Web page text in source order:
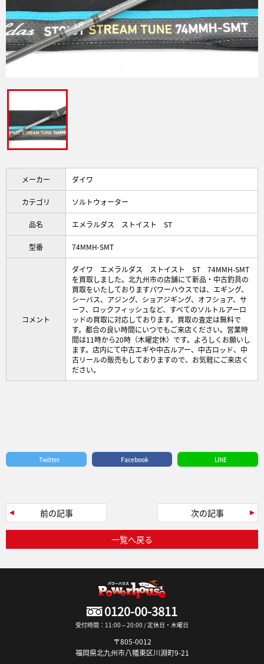
メーカー ダイワ
カテゴリ ソルトウォーター
品名 エメラルダス ストイスト ST
型番 74MMH-SMT
コメント
ダイワ エメラルダス ストイスト ST 74MMH-SMT
を買取しました。北九州市の店舗にて新品・中古釣具の
買取をいたしておりますパワーハウスでは、エギング、
シーバス、アジング、ショアジギング、オフショア、サ
ーフ、ロックフィッシュなど、すべてのソルトルアーロ
ッドの買取に対応しております。買取の査定は無料で
す。都合の良い時間にいつでもご来店ください。営業時
間は11時から20時（木曜定休）です。よろしくお願いし
ます。店内にて中古エギや中古ルアー、中古ロッド、中
古リールの販売もしておりますので、お気軽にご来店く
ださい。
Twitter Facebook LINE
前の記事
一覧へ戻る
次の記事
0120-00-3811
受付時間：11:00～20:00 / 定休日・木曜日
〒805-0012
福岡県北九州市八幡東区川淵町9-21